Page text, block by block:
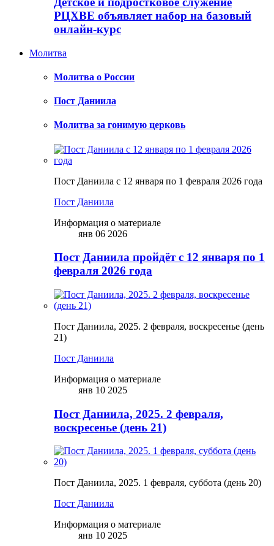
РЦХВЕ объявляет набор на базовый
онлайн-курс
Молитва
Молитва о России
Пост Даниила
Молитва за гонимую церковь
Пост Даниила с 12 января по 1 февраля 2026 года
Пост Даниила
Информация о материале
янв 06 2026
Пост Даниила пройдёт с 12 января по 1
февраля 2026 года
Пост Даниила, 2025. 2 февраля, воскресенье (день
21)
Пост Даниила
Информация о материале
янв 10 2025
Пост Даниила, 2025. 2 февраля,
воскресенье (день 21)
Пост Даниила, 2025. 1 февраля, суббота (день 20)
Пост Даниила
Информация о материале
янв 10 2025